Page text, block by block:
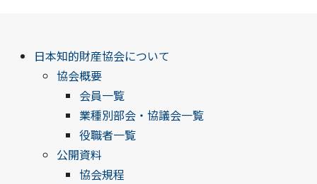
日本知的財産協会について
協会概要
会員一覧
業種別部会・協議会一覧
役職者一覧
公開資料
協会規程